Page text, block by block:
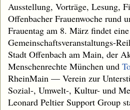
Ausstellung, Vorträge, Lesung,
Offenbacher Frauenwoche rund
Frauentag am 8. März findet eine
Gemeinschaftsveranstaltungs-
Stadt Offenbach am Main, der
Menschenrechte München und
RheinMain — Verein zur
Sozial-, Umwelt-, Kultur- und
Leonard Peltier Support Group